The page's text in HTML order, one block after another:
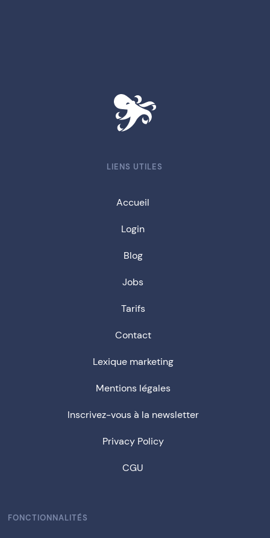
LIENS UTILES
Accueil
Login
Blog
Jobs
Tarifs
Contact
Lexique marketing
Mentions légales
Inscrivez-vous à la newsletter
Privacy Policy
CGU
FONCTIONNALITÉS